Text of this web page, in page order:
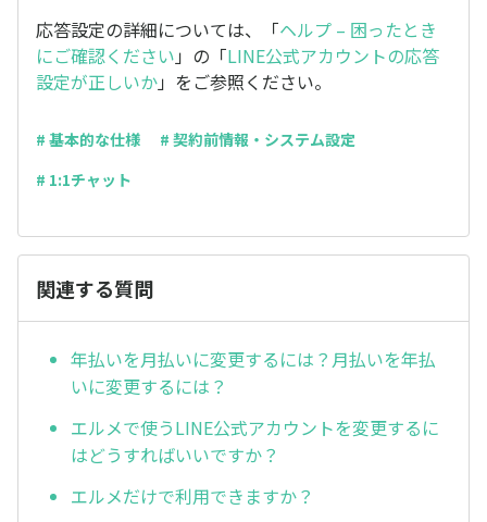
応答設定の詳細については、「ヘルプ – 困ったとき
にご確認ください 」の「LINE公式アカウントの応答
設定が正しいか」をご参照ください。
# 基本的な仕様
# 契約前情報・システム設定
# 1:1チャット
関連する質問
年払いを月払いに変更するには？月払いを年払
いに変更するには？
エルメで使うLINE公式アカウントを変更するに
はどうすればいいですか？
エルメだけで利用できますか？